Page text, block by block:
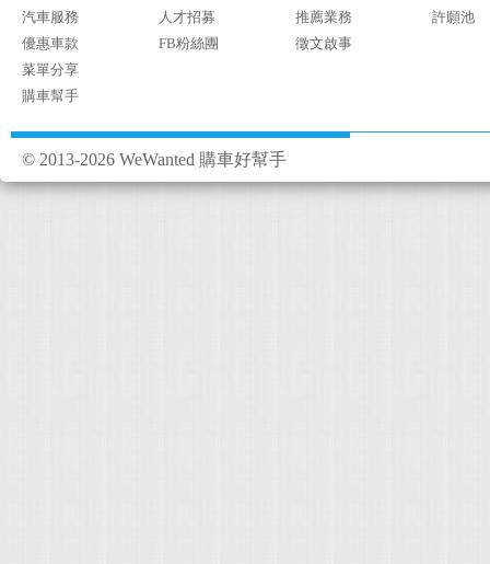
汽車服務
優惠車款
菜單分享
購車幫手
人才招募
FB粉絲團
推薦業務
徵文啟事
許願池
© 2013-2026 WeWanted 購車好幫手